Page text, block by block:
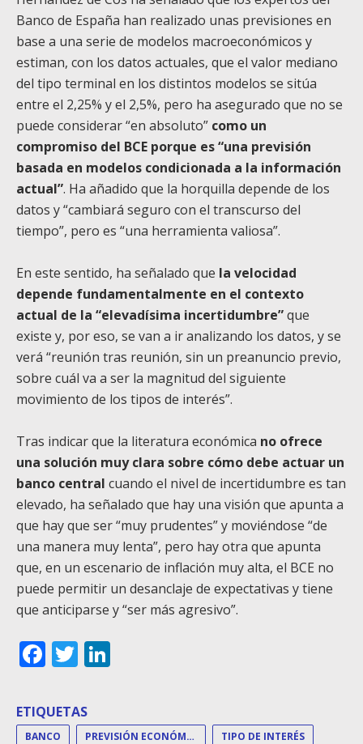
Banco de España han realizado unas previsiones en
base a una serie de modelos macroeconómicos y
estiman, con los datos actuales, que el valor mediano
del tipo terminal en los distintos modelos se sitúa
entre el 2,25% y el 2,5%, pero ha asegurado que no se
puede considerar “en absoluto” como un
compromiso del BCE porque es “una previsión
basada en modelos condicionada a la información
actual”. Ha añadido que la horquilla depende de los
datos y “cambiará seguro con el transcurso del
tiempo”, pero es “una herramienta valiosa”.
En este sentido, ha señalado que la velocidad
depende fundamentalmente en el contexto
actual de la “elevadísima incertidumbre”que
existe y, por eso, se van a ir analizando los datos, y se
verá “reunión tras reunión, sin un preanuncio previo,
sobre cuál va a ser la magnitud del siguiente
movimiento de los tipos de interés”.
Tras indicar que la literatura económica no ofrece
una solución muy clara sobre cómo debe actuar un
banco central cuando el nivel de incertidumbre es tan
elevado, ha señalado que hay una visión que apunta a
que hay que ser “muy prudentes” y moviéndose “de
una manera muy lenta”, pero hay otra que apunta
que, en un escenario de inflación muy alta, el BCE no
puede permitir un desanclaje de expectativas y tiene
que anticiparse y “ser más agresivo”.
Facebook
Twitter
ETIQUETAS
BANCO PREVISIÓN ECONÓMICA TIPO DE INTERÉS